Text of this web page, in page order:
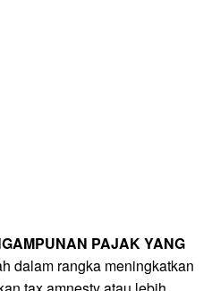
PAJAK YANG
dalam rangka meningkatkan